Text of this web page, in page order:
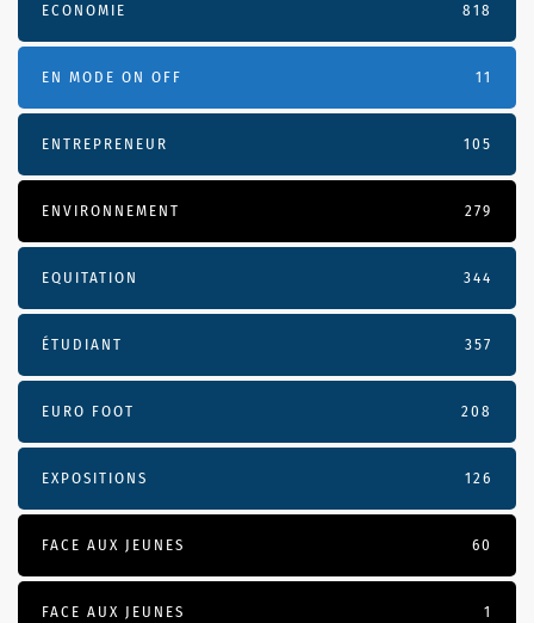
ECONOMIE 818
EN MODE ON OFF 11
ENTREPRENEUR 105
ENVIRONNEMENT 279
EQUITATION 344
ÉTUDIANT 357
EURO FOOT 208
EXPOSITIONS 126
FACE AUX JEUNES 60
FACE AUX JEUNES 1